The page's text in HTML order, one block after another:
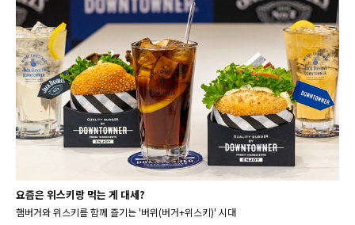
요즘은 위스키랑 먹는 게 대세?
햄버거와 위스키를 함께 즐기는 '버위(버거+위스키)' 시대